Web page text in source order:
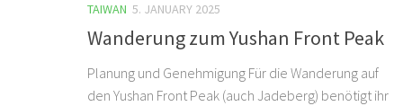
TAIWAN 5. JANUARY 2025
Wanderung zum Yushan Front Peak
Planung und Genehmigung Für die Wanderung auf
den Yushan Front Peak (auch Jadeberg) benötigt ihr